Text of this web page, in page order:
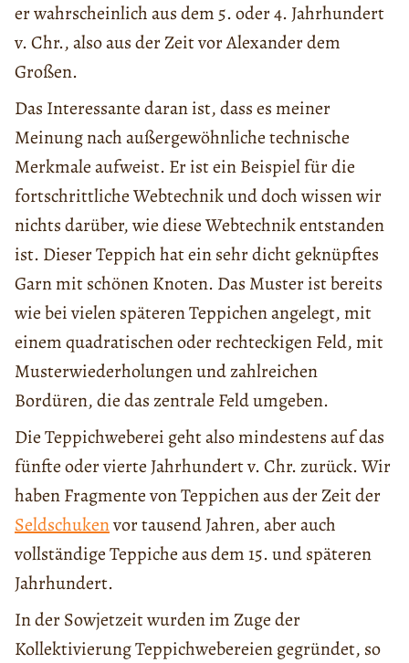
er wahrscheinlich aus dem 5. oder 4. Jahrhundert
v. Chr., also aus der Zeit vor Alexander dem
Großen.
Das Interessante daran ist, dass es meiner
Meinung nach außergewöhnliche technische
Merkmale aufweist. Er ist ein Beispiel für die
fortschrittliche Webtechnik und doch wissen wir
nichts darüber, wie diese Webtechnik entstanden
ist. Dieser Teppich hat ein sehr dicht geknüpftes
Garn mit schönen Knoten. Das Muster ist bereits
wie bei vielen späteren Teppichen angelegt, mit
einem quadratischen oder rechteckigen Feld, mit
Musterwiederholungen und zahlreichen
Bordüren, die das zentrale Feld umgeben.
Die Teppichweberei geht also mindestens auf das
fünfte oder vierte Jahrhundert v. Chr. zurück. Wir
haben Fragmente von Teppichen aus der Zeit der
Seldschukenvor tausend Jahren, aber auch
vollständige Teppiche aus dem 15. und späteren
Jahrhundert.
In der Sowjetzeit wurden im Zuge der
Kollektivierung Teppichwebereien gegründet, so